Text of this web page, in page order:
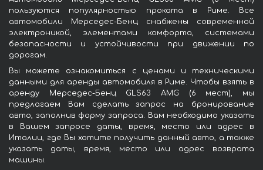
пользуются популярностью проката в Риме. Все
автомобили Мерседес-Бенц снабжены современной
электроникой, элементами комфорта, системами
безопасности и устойчивости при движении по
дорогам.
Вы можете ознакомиться с ценами и техническими
данными для аренды автомобиля в Риме. Чтобы взять в
аренду Мерседес-Бенц GLS63 AMG (6 мест), мы
предлагаем Вам сделать запрос на бронирование
авто, заполнив форму запроса. Вам необходимо указать
в Вашем запросе даты, время, место или адрес в
Италии, где Вы хотите получить данный авто, а также
указать даты, время, место или адрес возврата
машины.